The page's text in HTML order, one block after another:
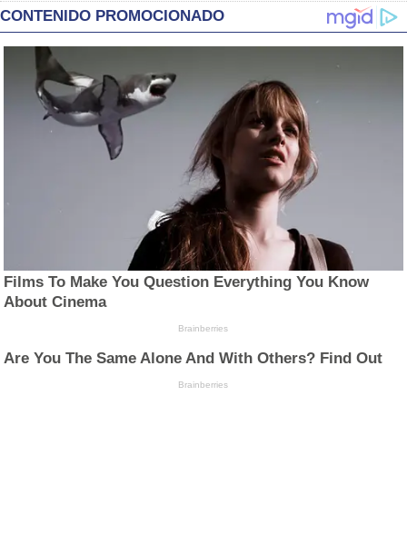
CONTENIDO PROMOCIONADO
Films To Make You Question Everything You Know
About Cinema
Brainberries
Are You The Same Alone And With Others? Find Out
Brainberries